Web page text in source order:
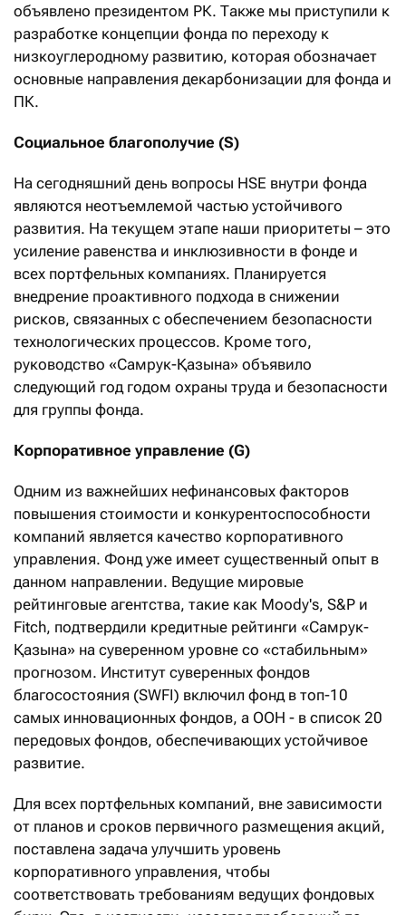
объявлено президентом РК. Также мы приступили к
разработке концепции фонда по переходу к
низкоуглеродному развитию, которая обозначает
основные направления декарбонизации для фонда и
ПК.
Социальное благополучие (S)
На сегодняшний день вопросы HSE внутри фонда
являются неотъемлемой частью устойчивого
развития. На текущем этапе наши приоритеты – это
усиление равенства и инклюзивности в фонде и
всех портфельных компаниях. Планируется
внедрение проактивного подхода в снижении
рисков, связанных с обеспечением безопасности
технологических процессов. Кроме того,
руководство «Самрук-Қазына» объявило
следующий год годом охраны труда и безопасности
для группы фонда.
Корпоративное управление (G)
Одним из важнейших нефинансовых факторов
повышения стоимости и конкурентоспособности
компаний является качество корпоративного
управления. Фонд уже имеет существенный опыт в
данном направлении. Ведущие мировые
рейтинговые агентства, такие как Moody's, S&P и
Fitch, подтвердили кредитные рейтинги «Самрук-
Қазына» на суверенном уровне со «стабильным»
прогнозом. Институт суверенных фондов
благосостояния (SWFI) включил фонд в топ-10
самых инновационных фондов, а ООН - в список 20
передовых фондов, обеспечивающих устойчивое
развитие.
Для всех портфельных компаний, вне зависимости
от планов и сроков первичного размещения акций,
поставлена задача улучшить уровень
корпоративного управления, чтобы
соответствовать требованиям ведущих фондовых